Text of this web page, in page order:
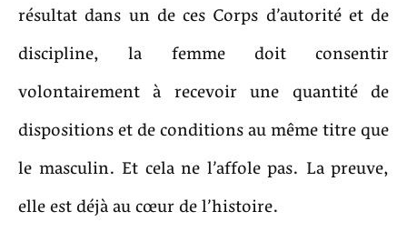
résultat dans un de ces Corps d’autorité et de
discipline, la femme doit consentir
volontairement à recevoir une quantité de
dispositions et de conditions au même titre que
le masculin. Et cela ne l’affole pas. La preuve,
elle est déjà au cœur de l’histoire.